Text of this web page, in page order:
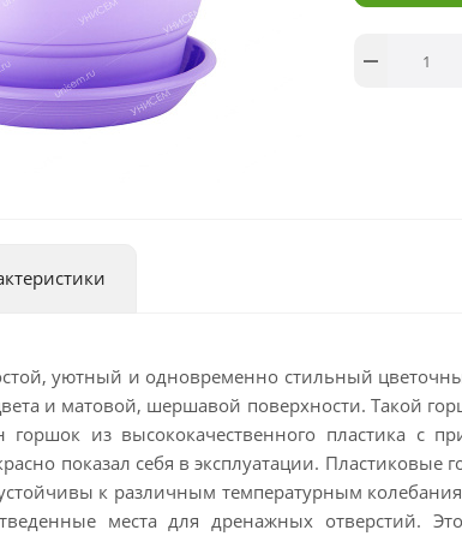
уютный и одновременно стильный
и матовой, шершавой поверхности. Такой
горшок из высококачественного пластика с
показал себя в эксплуатации. Пластиковые
к различным температурным
места для дренажных отверстий.